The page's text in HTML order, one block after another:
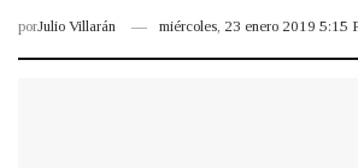
porJulio Villarán miércoles, 23 enero 2019 5:15